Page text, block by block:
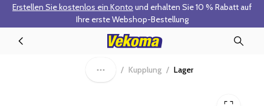
Zum Hauptinhalt springen
Erstellen Sie kostenlos ein Konto und erhalten Sie 10 % Rabatt auf
Ihre erste Webshop-Bestellung
90-0161 - Ausrücklager
/ Kupplung / Lager